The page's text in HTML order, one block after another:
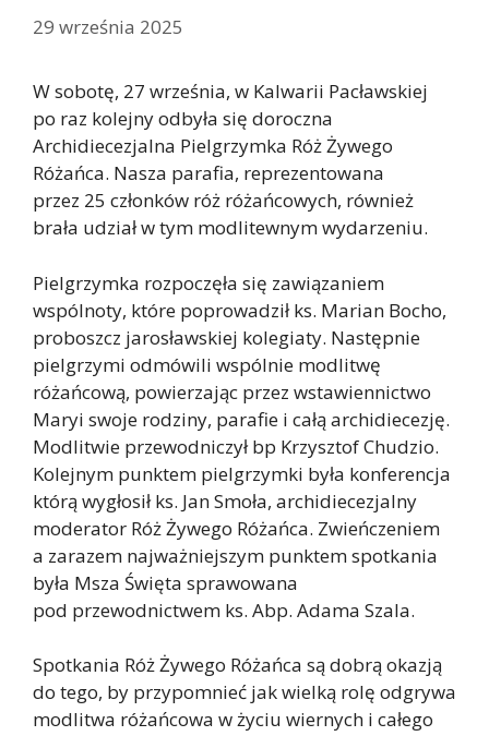
29 września 2025
W sobotę, 27 września, w Kalwarii Pacławskiej
po raz kolejny odbyła się doroczna
Archidiecezjalna Pielgrzymka Róż Żywego
Różańca. Nasza parafia, reprezentowana
przez 25 członków róż różańcowych, również
brała udział w tym modlitewnym wydarzeniu.
Pielgrzymka rozpoczęła się zawiązaniem
wspólnoty, które poprowadził ks. Marian Bocho,
proboszcz jarosławskiej kolegiaty. Następnie
pielgrzymi odmówili wspólnie modlitwę
różańcową, powierzając przez wstawiennictwo
Maryi swoje rodziny, parafie i całą archidiecezję.
Modlitwie przewodniczył bp Krzysztof Chudzio.
Kolejnym punktem pielgrzymki była konferencja
którą wygłosił ks. Jan Smoła, archidiecezjalny
moderator Róż Żywego Różańca. Zwieńczeniem
a zarazem najważniejszym punktem spotkania
była Msza Święta sprawowana
pod przewodnictwem ks. Abp. Adama Szala.
Spotkania Róż Żywego Różańca są dobrą okazją
do tego, by przypomnieć jak wielką rolę odgrywa
modlitwa różańcowa w życiu wiernych i całego